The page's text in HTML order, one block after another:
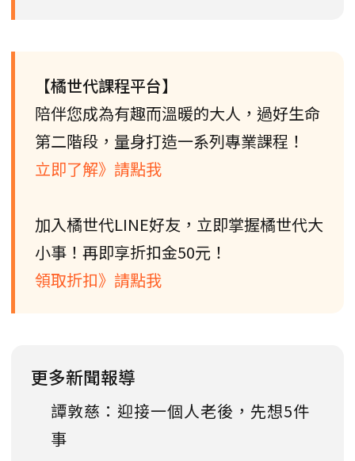
【橘世代課程平台】
陪伴您成為有趣而溫暖的大人，過好生命
第二階段，量身打造一系列專業課程！
立即了解》請點我
加入橘世代LINE好友，立即掌握橘世代大
小事！再即享折扣金50元！
領取折扣》請點我
更多新聞報導
譚敦慈：迎接一個人老後，先想5件
事